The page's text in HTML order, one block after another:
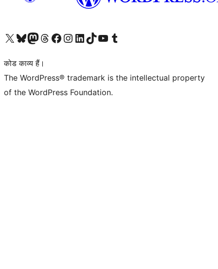
Visit our X (formerly Twitter) account
हमारे बलुस्की खाते पर जाएँVisit our Mastodon account
हमारे थ्रेड्स अकाउंट पर जाएंहमारे फेसबुक पेज पर जाएँहमारे इंस्टाग्राम अकाउंट पर जाएंहमारे लिंक्डइन खाते पर जाएँहमारे टिकटॉक खाते पर जाएँहमारे यूट्यूब चैनल पर जाएंहमारे Tumblr खाते पर जाएँ
कोड काव्य हैं।
The WordPress® trademark is the intellectual property
of the WordPress Foundation.